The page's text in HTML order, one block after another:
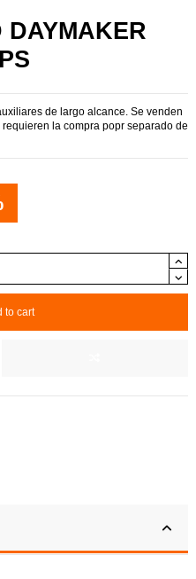
de largo alcance. Se venden
la compra popr separado de
to cart